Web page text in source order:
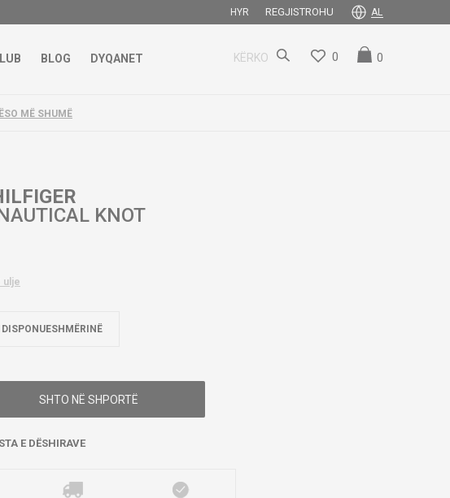
HYR REGJISTROHU AL
BLOG DYQANET KËRKO 0
0
MË SHUMË
KNOT
ulje
SHTO NË SHPORTË
E DËSHIRAVE